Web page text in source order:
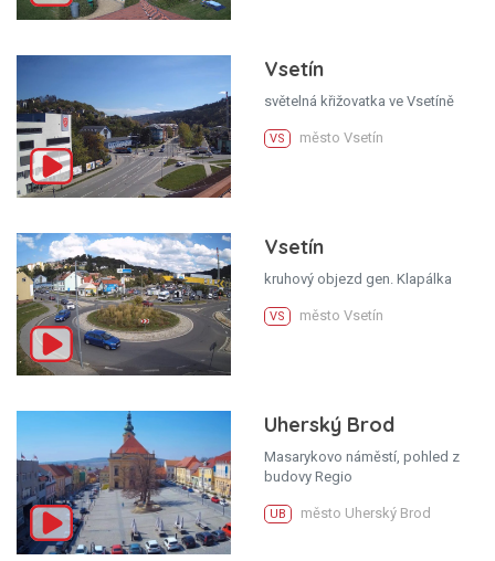
Vsetín
světelná křižovatka ve Vsetíně
VS město Vsetín
Vsetín
kruhový objezd gen. Klapálka
VS město Vsetín
Uherský Brod
Masarykovo náměstí, pohled z
budovy Regio
UB město Uherský Brod